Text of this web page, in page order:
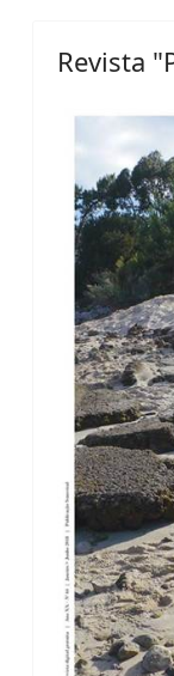
Revista